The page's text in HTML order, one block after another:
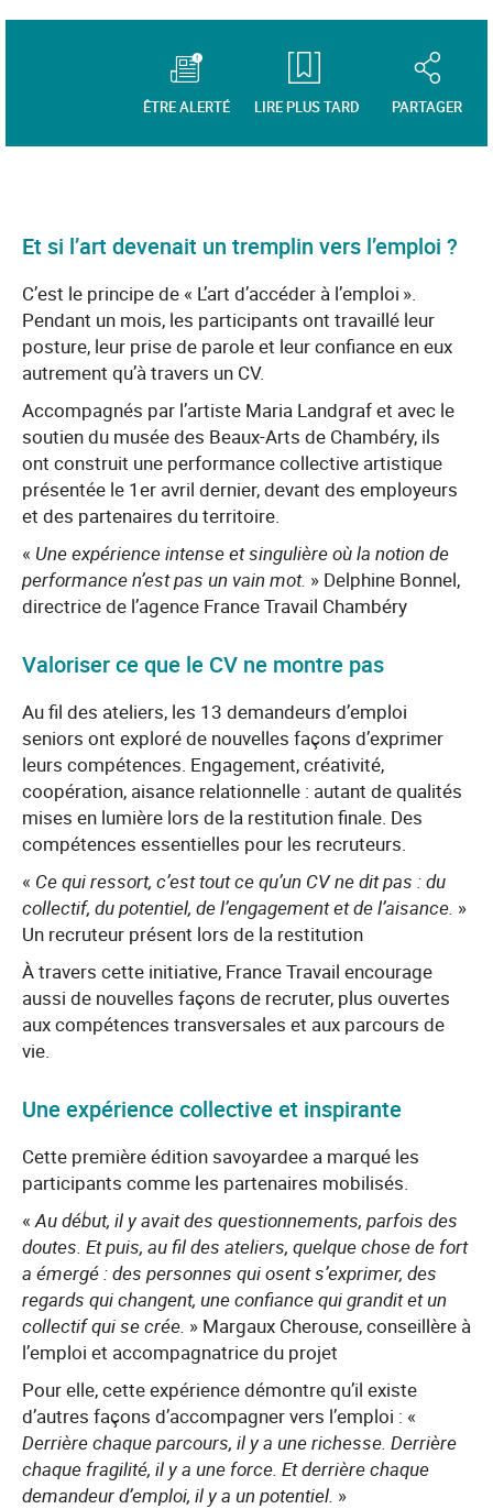
ÊTRE ALERTÉ LIRE PLUS TARD PARTAGER
Et si l’art devenait un tremplin vers l’emploi ?
C’est le principe de « L’art d’accéder à l’emploi ».
Pendant un mois, les participants ont travaillé leur
posture, leur prise de parole et leur confiance en eux
autrement qu’à travers un CV.
Accompagnés par l’artiste Maria Landgraf et avec le
soutien du musée des Beaux-Arts de Chambéry, ils
ont construit une performance collective artistique
présentée le 1er avril dernier, devant des employeurs
et des partenaires du territoire.
« Une expérience intense et singulière où la notion de
performance n’est pas un vain mot. » Delphine Bonnel,
directrice de l’agence France Travail Chambéry
Valoriser ce que le CV ne montre pas
Au fil des ateliers, les 13 demandeurs d’emploi
seniors ont exploré de nouvelles façons d’exprimer
leurs compétences. Engagement, créativité,
coopération, aisance relationnelle : autant de qualités
mises en lumière lors de la restitution finale. Des
compétences essentielles pour les recruteurs.
« Ce qui ressort, c’est tout ce qu’un CV ne dit pas : du
collectif, du potentiel, de l’engagement et de l’aisance. »
Un recruteur présent lors de la restitution
À travers cette initiative, France Travail encourage
aussi de nouvelles façons de recruter, plus ouvertes
aux compétences transversales et aux parcours de
vie.
Une expérience collective et inspirante
Cette première édition savoyardee a marqué les
participants comme les partenaires mobilisés.
«Au début, il y avait des questionnements, parfois des
doutes. Et puis, au fil des ateliers, quelque chose de fort
a émergé : des personnes qui osent s’exprimer, des
regards qui changent, une confiance qui grandit et un
collectif qui se crée. » Margaux Cherouse, conseillère à
l’emploi et accompagnatrice du projet
Pour elle, cette expérience démontre qu’il existe
d’autres façons d’accompagner vers l’emploi : «
Derrière chaque parcours, il y a une richesse. Derrière
chaque fragilité, il y a une force. Et derrière chaque
demandeur d’emploi, il y a un potentiel. »